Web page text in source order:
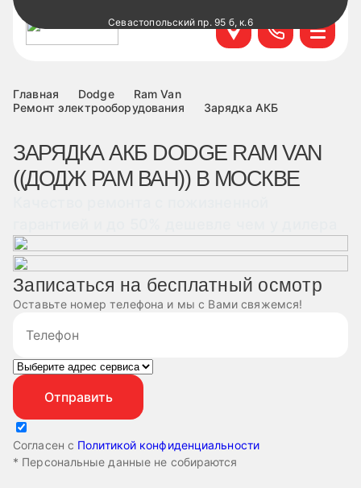
Севастопольский пр. 95 б, к.6
+7 499 495-45-76
+7 499 460-63-34
Лобненская д.17 к.6
+7 499 495-49-37
Главная Dodge
Ram Van
Ремонт электрооборудования
Зарядка АКБ
ЗАРЯДКА АКБ DODGE RAM VAN
((ДОДЖ РАМ ВАН)) В МОСКВЕ
Записаться на бесплатный осмотр
Оставьте номер телефона и мы с Вами свяжемся!
Согласен с Политикой конфиденциальности
* Персональные данные не собираются